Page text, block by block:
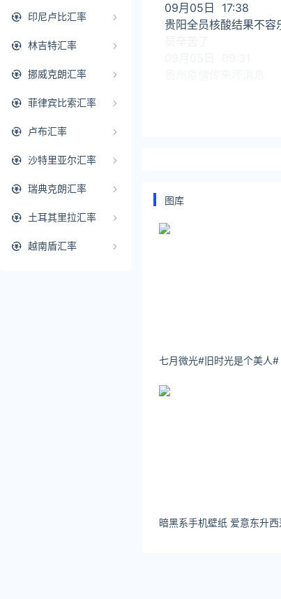
印尼卢比汇率
林吉特汇率
挪威克朗汇率
菲律宾比索汇率
卢布汇率
沙特里亚尔汇率
瑞典克朗汇率
土耳其里拉汇率
越南盾汇率
09月05日 17:38
贵阳全员核酸结果不
数据统计周期为昨日
贵州疫情最新消息
图库
七月微光#旧时光是个美人# ​​​​